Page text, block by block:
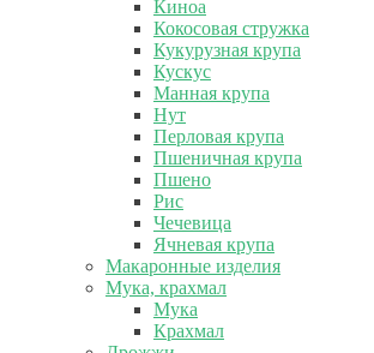
Киноа
Кокосовая стружка
Кукурузная крупа
Кускус
Манная крупа
Нут
Перловая крупа
Пшеничная крупа
Пшено
Рис
Чечевица
Ячневая крупа
Макаронные изделия
Мука, крахмал
Мука
Крахмал